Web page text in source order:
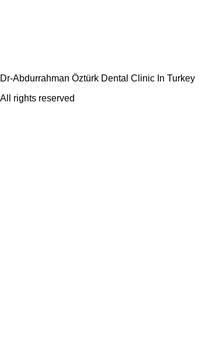
Dr-Abdurrahman Öztürk Dental Clinic In Turkey
All rights reserved